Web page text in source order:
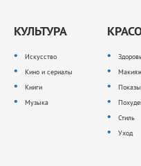
КУЛЬТУРА
Искусство
Кино и сериалы
Книги
Музыка
Показы
Стиль
Уход